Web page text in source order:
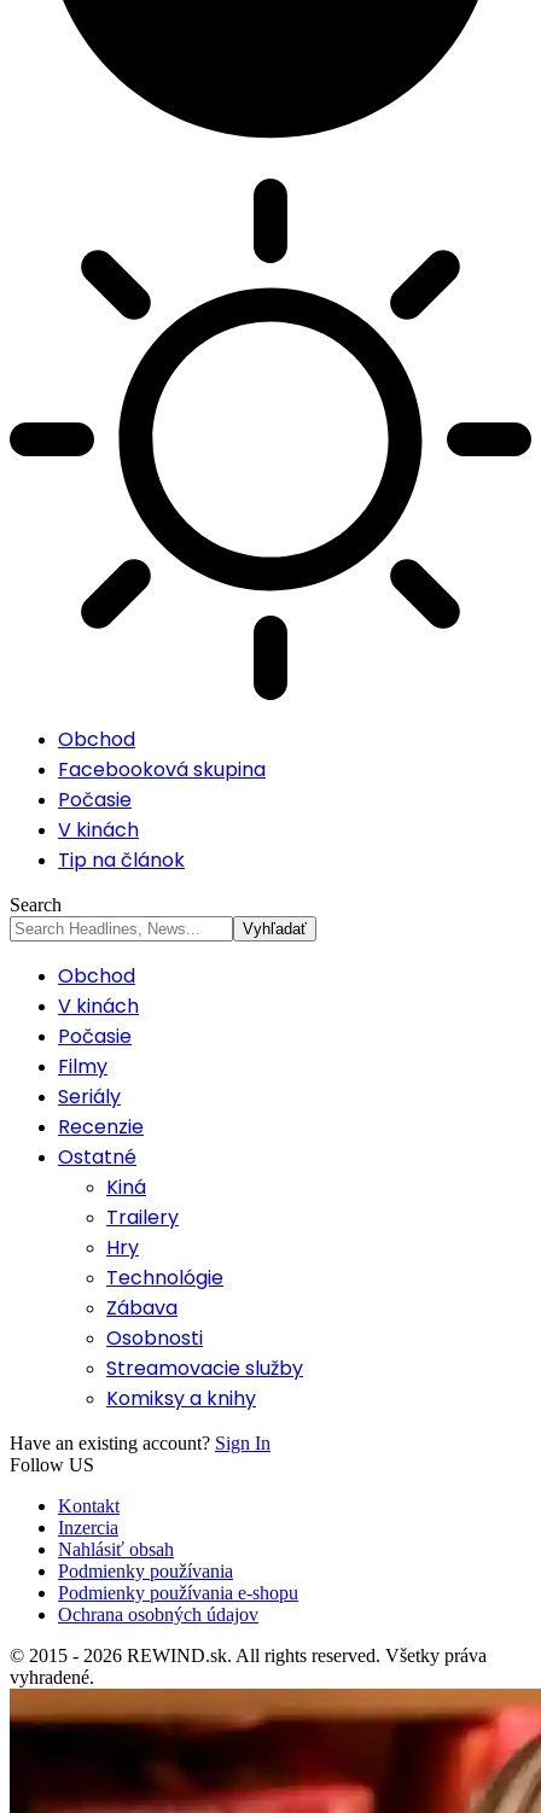
Obchod
Facebooková skupina
Počasie
V kinách
Tip na článok
Search
Obchod
V kinách
Počasie
Filmy
Seriály
Recenzie
Ostatné
Kiná
Trailery
Hry
Technológie
Zábava
Osobnosti
Streamovacie služby
Komiksy a knihy
Have an existing account? Sign In
Follow US
Kontakt
Inzercia
Nahlásiť obsah
Podmienky používania
Podmienky používania e-shopu
Ochrana osobných údajov
© 2015 - 2026 REWIND.sk. All rights reserved. Všetky práva
vyhradené.